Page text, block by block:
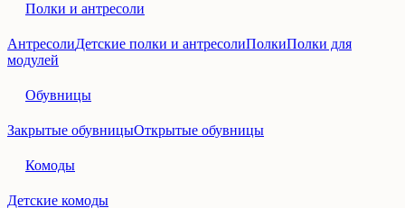
Полки и антресоли
АнтресолиДетские полки и антресолиПолкиПолки для
модулей
Обувницы
Закрытые обувницыОткрытые обувницы
Комоды
Детские комоды